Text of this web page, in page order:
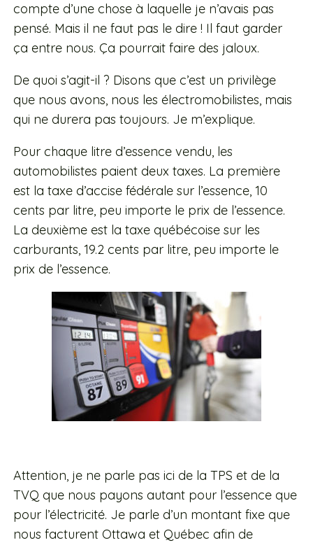
compte d’une chose à laquelle je n’avais pas
pensé. Mais il ne faut pas le dire ! Il faut garder
ça entre nous. Ça pourrait faire des jaloux.
De quoi s’agit-il ? Disons que c’est un privilège
que nous avons, nous les électromobilistes, mais
qui ne durera pas toujours. Je m’explique.
Pour chaque litre d’essence vendu, les
automobilistes paient deux taxes. La première
est la taxe d’accise fédérale sur l’essence, 10
cents par litre, peu importe le prix de l’essence.
La deuxième est la taxe québécoise sur les
carburants, 19.2 cents par litre, peu importe le
prix de l’essence.
Attention, je ne parle pas ici de la TPS et de la
TVQ que nous payons autant pour l’essence que
pour l’électricité. Je parle d’un montant fixe que
nous facturent Ottawa et Québec afin de